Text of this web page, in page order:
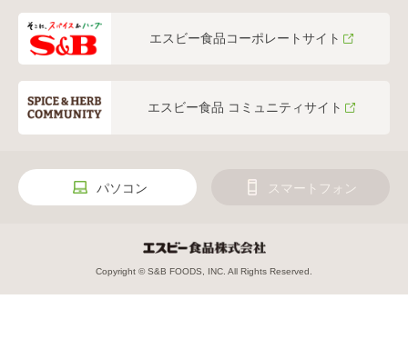
エスビー食品コーポレートサイト
エスビー食品 コミュニティサイト
パソコン スマートフォン
Copyright © S&B FOODS, INC. All Rights Reserved.